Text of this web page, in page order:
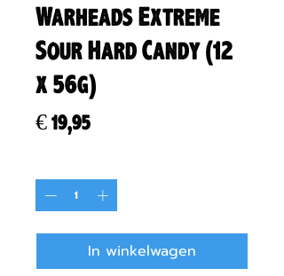
Warheads Extreme
Sour Hard Candy (12
x 56g)
€ 19,95Prijs
In winkelwagen